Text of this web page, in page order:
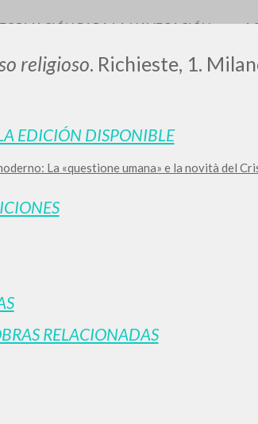
religioso. Richieste, 1.
EDICIÓN DISPONIBLE
La «questione umana» e la novità del
RELACIONADAS
PARA LA NAVEGACIÓN